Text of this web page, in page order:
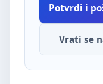
Potvrdi i
Vrati se